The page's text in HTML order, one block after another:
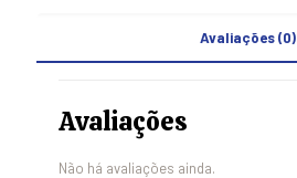
Avaliações (0)
Avaliações
Não há avaliações ainda.